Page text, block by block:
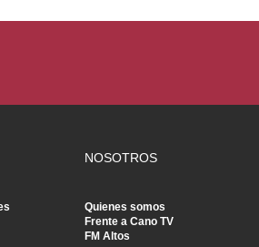
NOSOTROS
Quienes somos
Frente a Cano TV
FM Altos